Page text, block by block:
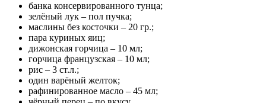
банка консервированного тунца;
зелёный лук – пол пучка;
маслины без косточки – 20 гр.;
пара куриных яиц;
дижонская горчица – 10 мл;
горчица французская – 10 мл;
рис – 3 ст.л.;
один варёный желток;
рафинированное масло – 45 мл;